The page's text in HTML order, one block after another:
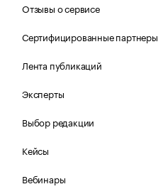
Отзывы о сервисе
Сертифицированные партнеры
Лента публикаций
Эксперты
Выбор редакции
Кейсы
Вебинары